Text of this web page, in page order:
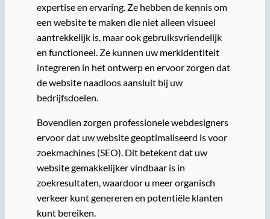
expertise en ervaring. Ze hebben de kennis om
een website te maken die niet alleen visueel
aantrekkelijk is, maar ook gebruiksvriendelijk
en functioneel. Ze kunnen uw merkidentiteit
integreren in het ontwerp en ervoor zorgen dat
de website naadloos aansluit bij uw
bedrijfsdoelen.
Bovendien zorgen professionele webdesigners
ervoor dat uw website geoptimaliseerd is voor
zoekmachines (SEO). Dit betekent dat uw
website gemakkelijker vindbaar is in
zoekresultaten, waardoor u meer organisch
verkeer kunt genereren en potentiële klanten
kunt bereiken.